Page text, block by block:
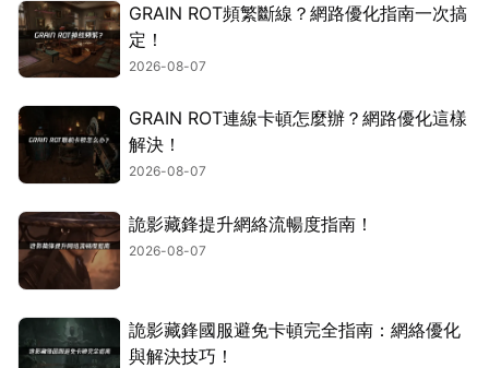
GRAIN ROT頻繁斷線？網路優化指南一次搞
定！
2026-08-07
GRAIN ROT連線卡頓怎麼辦？網路優化這樣
解決！
2026-08-07
詭影藏鋒提升網絡流暢度指南！
2026-08-07
詭影藏鋒國服避免卡頓完全指南：網絡優化
與解決技巧！